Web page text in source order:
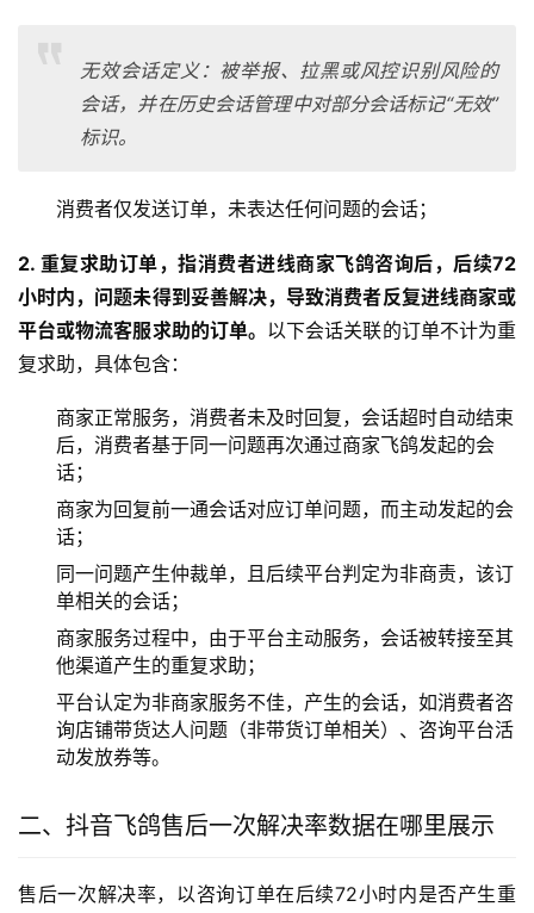
无效会话定义：被举报、拉黑或风控识别风险的
会话，并在历史会话管理中对部分会话标记“无效”
标识。
消费者仅发送订单，未表达任何问题的会话；
2. 重复求助订单，指消费者进线商家飞鸽咨询后，后续72
小时内，问题未得到妥善解决，导致消费者反复进线商家或
平台或物流客服求助的订单。 以下会话关联的订单不计为重
复求助，具体包含：
商家正常服务，消费者未及时回复，会话超时自动结束
后，消费者基于同一问题再次通过商家飞鸽发起的会
话；
商家为回复前一通会话对应订单问题，而主动发起的会
话；
同一问题产生仲裁单，且后续平台判定为非商责，该订
单相关的会话；
商家服务过程中，由于平台主动服务，会话被转接至其
他渠道产生的重复求助；
平台认定为非商家服务不佳，产生的会话，如消费者咨
询店铺带货达人问题（非带货订单相关）、咨询平台活
动发放券等。
二、抖音飞鸽售后一次解决率数据在哪里展示
售后一次解决率，以咨询订单在后续72小时内是否产生重